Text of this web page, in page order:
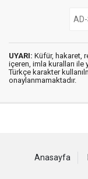
UYARI: Küfür, hakaret,
içeren, imla kuralları ile
Türkçe karakter
onaylanmamaktadır.
Anasayfa